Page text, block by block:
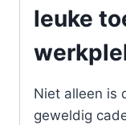
leuke
Niet alleen is
geweldig